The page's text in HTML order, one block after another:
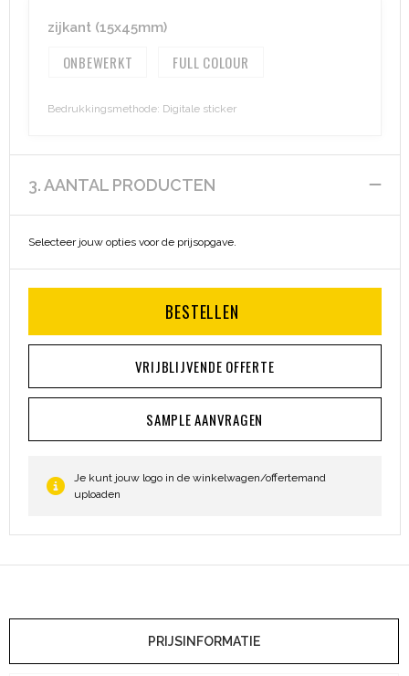
zijkant (15x45mm)
ONBEWERKT FULL COLOUR
Bedrukkingsmethode: Digitale sticker
3. AANTAL PRODUCTEN
Selecteer jouw opties voor de prijsopgave.
BESTELLEN
VRIJBLIJVENDE OFFERTE
SAMPLE AANVRAGEN
Je kunt jouw logo in de winkelwagen/offertemand
uploaden
PRIJSINFORMATIE